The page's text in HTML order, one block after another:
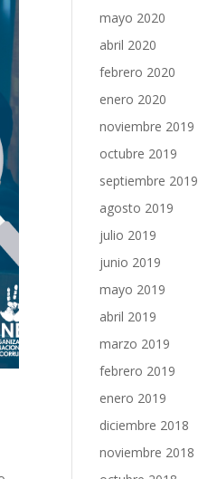
mayo 2020
abril 2020
febrero 2020
enero 2020
noviembre 2019
octubre 2019
septiembre 2019
agosto 2019
julio 2019
junio 2019
mayo 2019
abril 2019
marzo 2019
febrero 2019
enero 2019
diciembre 2018
noviembre 2018